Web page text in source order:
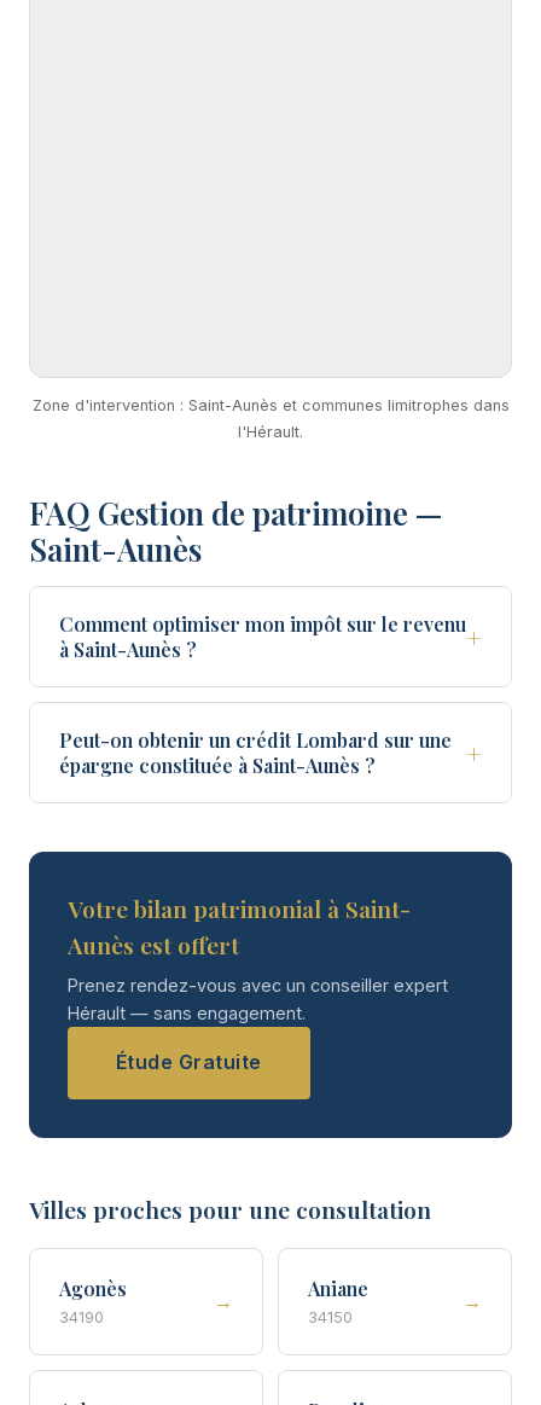
Zone d'intervention : Saint-Aunès et communes limitrophes dans
l'Hérault.
FAQ Gestion de patrimoine —
Saint-Aunès
Comment optimiser mon impôt sur le revenu
à Saint-Aunès ?
+
Peut-on obtenir un crédit Lombard sur une
épargne constituée à Saint-Aunès ?
+
Votre bilan patrimonial à Saint-
Aunès est offert
Prenez rendez-vous avec un conseiller expert
Hérault — sans engagement.
Étude Gratuite
Villes proches pour une consultation
Agonès
34190
→
Aniane
34150
→